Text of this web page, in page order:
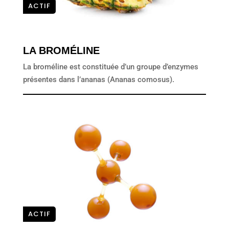
ACTIF
LA BROMÉLINE
La broméline est constituée d’un groupe d’enzymes
présentes dans l’ananas (Ananas comosus).
ACTIF